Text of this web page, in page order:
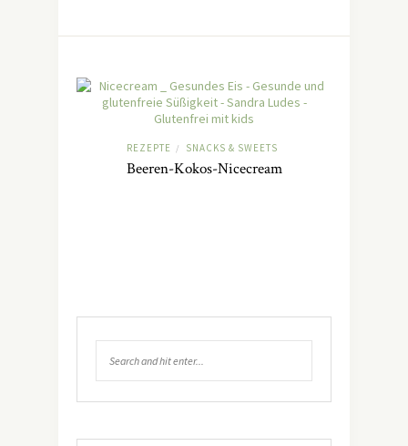
REZEPTE / SNACKS & SWEETS
Beeren-Kokos-Nicecream